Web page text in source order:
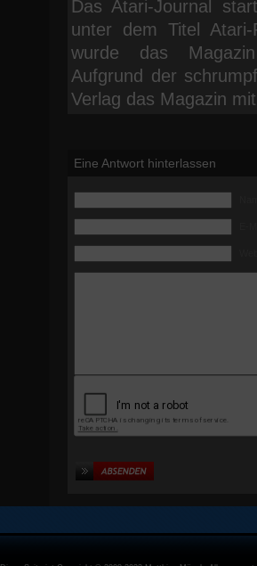
Das Atari-Journal
unter dem Titel
wurde das
Aufgrund der
Verlag das Magazin
Eine Antwort hinterlassen